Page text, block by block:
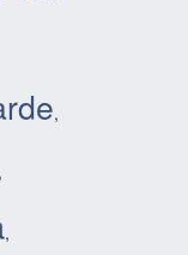
,
,
,